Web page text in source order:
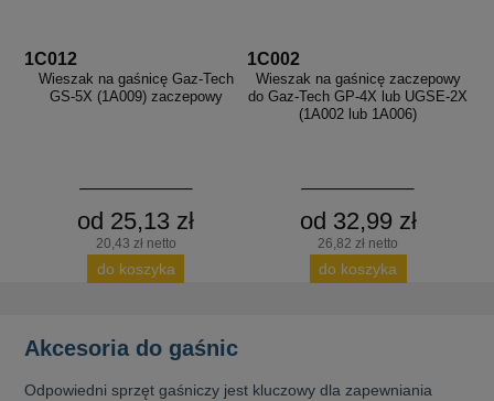
1C012
Wieszak na gaśnicę Gaz-Tech
GS-5X (1A009) zaczepowy
od 25,13 zł
20,43 zł netto
do koszyka
1C002
Wieszak na gaśnicę zaczepowy
do Gaz-Tech GP-4X lub UGSE-2X
(1A002 lub 1A006)
od 32,99 zł
26,82 zł netto
do koszyka
Akcesoria do gaśnic
Odpowiedni sprzęt gaśniczy jest kluczowy dla zapewniania